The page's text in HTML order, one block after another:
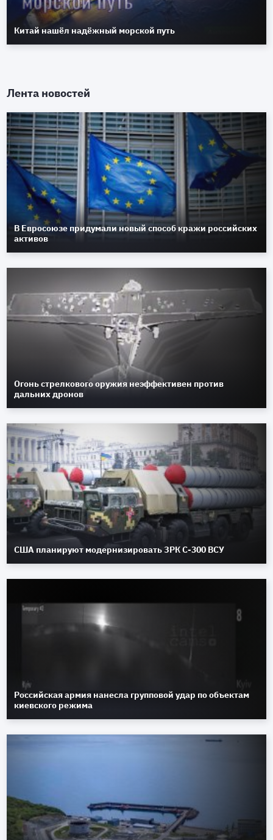
Китай нашёл надёжный морской путь
Лента новостей
В Евросоюзе придумали новый способ кражи российских
активов
Огонь стрелкового оружия неэффективен против
дальних дронов
США планируют модернизировать ЗРК С-300 ВСУ
Российская армия нанесла групповой удар по объектам
киевского режима